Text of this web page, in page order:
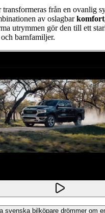
transformeras från en ovanlig
av oslagbar
utrymmen gör den till ett
barnfamiljer.